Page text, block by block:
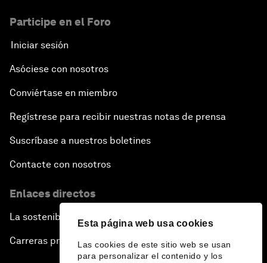
Esta página web usa cookies
Las cookies de este sitio web se usan
para personalizar el contenido y los
Participe en el Foro
Iniciar sesión
Asóciese con nosotros
Conviértase en miembro
Regístrese para recibir nuestras notas de prensa
Suscríbase a nuestros boletines
Contacte con nosotros
Enlaces directos
La sostenibilidad en el Foro
Carreras profesionales